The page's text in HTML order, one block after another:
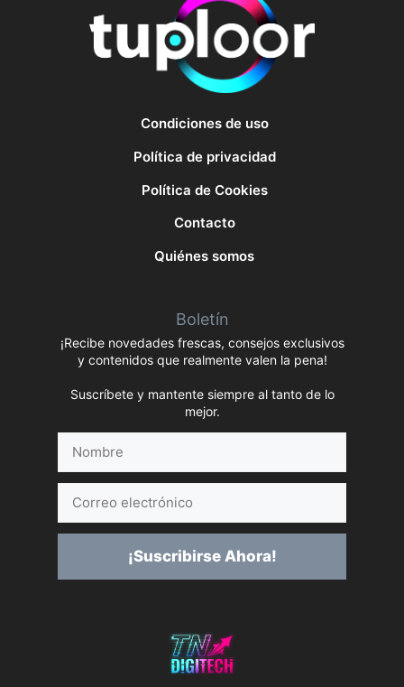
Condiciones de uso
Política de privacidad
Política de Cookies
Contacto
Quiénes somos
Boletín
¡Recibe novedades frescas, consejos exclusivos
y contenidos que realmente valen la pena!
Suscríbete y mantente siempre al tanto de lo
mejor.
electrónico
¡Suscribirse Ahora!